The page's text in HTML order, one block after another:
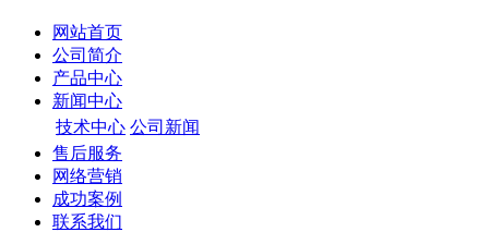
网站首页
公司简介
产品中心
新闻中心
技术中心 公司新闻
售后服务
网络营销
成功案例
联系我们